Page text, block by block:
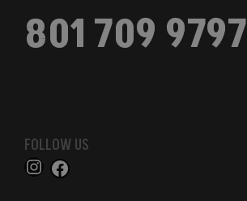
801 709 9797
FOLLOW US